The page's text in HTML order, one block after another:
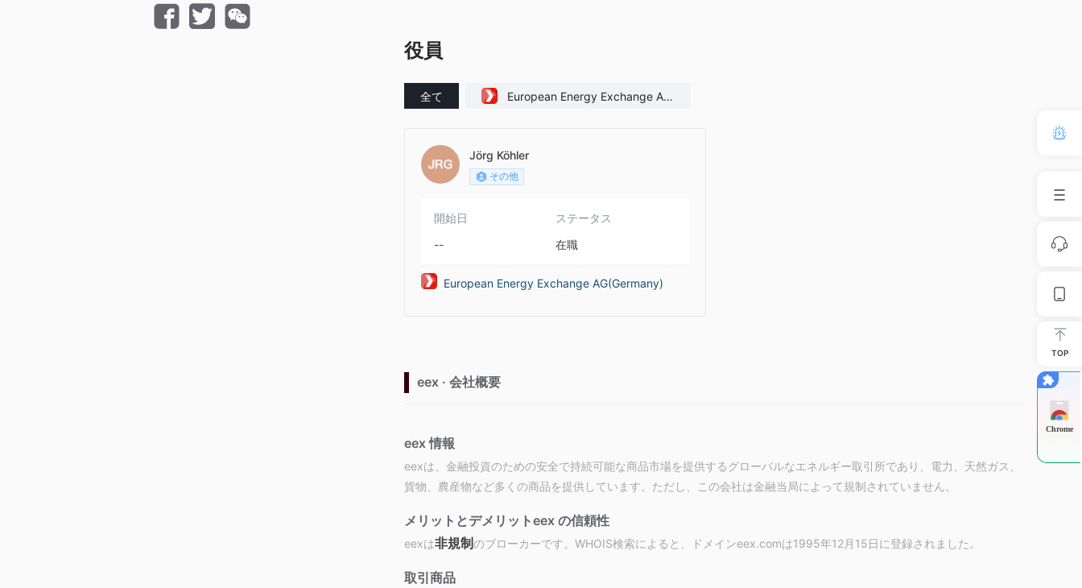
役員
全て
European Energy Exchange AG
Jörg Köhler
その他
開始日
--
ステータス
在職
European Energy Exchange AG(Germany)
eex · 会社概要
eex 情報
eexは、金融投資のための安全で持続可能な商品市場を提供するグローバルなエネルギー取引所であり、電力、天然ガス、
貨物、農産物など多くの商品を提供しています。ただし、この会社は金融当局によって規制されていません。
メリットとデメリットeex の信頼性
eexは非規制のブローカーです。WHOIS検索によると、ドメインeex.comは1995年12月15日に登録されました。
取引商品
TOP
Chrome